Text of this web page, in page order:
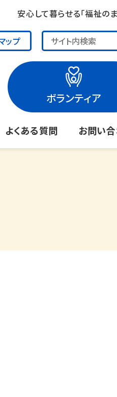
安心して暮らせる「福祉の
ップ
ボランティア
よくある質問 お問い